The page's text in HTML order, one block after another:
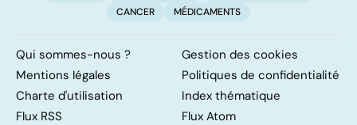
CANCER
MÉDICAMENTS
Qui sommes-nous ?
Gestion des cookies
Mentions légales
Politiques de confidentialité
Charte d'utilisation
Index thématique
Flux RSS
Flux Atom